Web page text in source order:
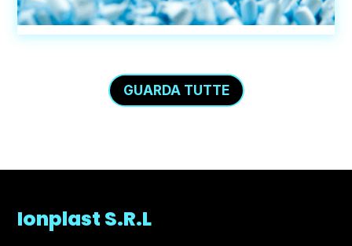
GUARDA TUTTE
Ionplast S.R.L